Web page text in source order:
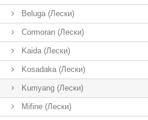
Beluga (Лески)
Cormoran (Лески)
Kaida (Лески)
Kosadaka (Лески)
Kumyang (Лески)
Mifine (Лески)